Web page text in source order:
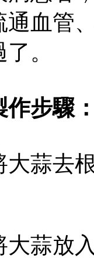
通血管
。
作步驟：
大蒜去
大蒜放